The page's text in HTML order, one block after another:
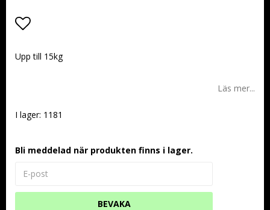
Upp till 15kg
Läs mer...
I lager: 1181
Bli meddelad när produkten finns i lager.
BEVAKA